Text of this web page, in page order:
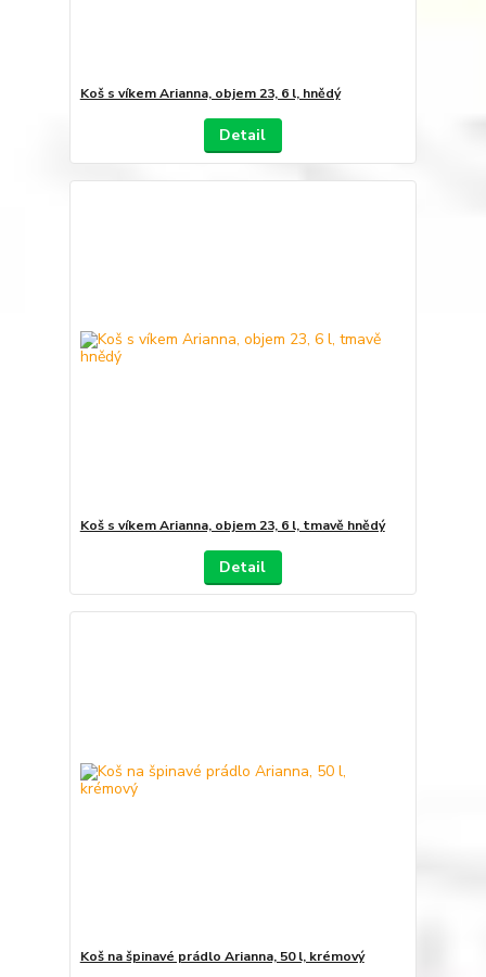
Koš s víkem Arianna, objem 23, 6 l, hnědý
Detail
Koš s víkem Arianna, objem 23, 6 l, tmavě hnědý
Detail
Koš na špinavé prádlo Arianna, 50 l, krémový